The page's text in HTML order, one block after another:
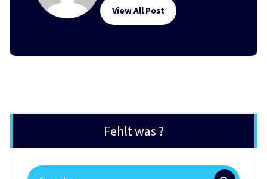
View All Post
Fehlt was ?
Search